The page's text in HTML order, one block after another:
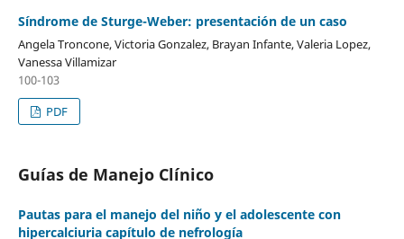
Síndrome de Sturge-Weber: presentación de un caso
Angela Troncone, Victoria Gonzalez, Brayan Infante, Valeria Lopez,
Vanessa Villamizar
100-103
PDF
Guías de Manejo Clínico
Pautas para el manejo del niño y el adolescente con
hipercalciuria capítulo de nefrología